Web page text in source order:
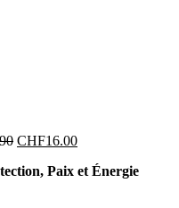
CHF16.00
Paix et Énergie